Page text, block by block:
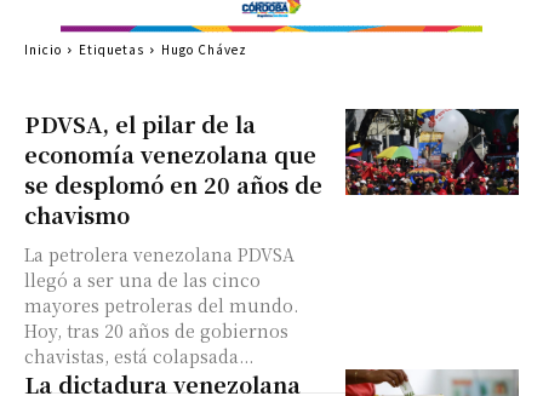
PDVSA, el pilar de la
economía venezolana que
se desplomó en 20 años de
chavismo
La petrolera venezolana PDVSA
llegó a ser una de las cinco
mayores petroleras del mundo.
Hoy, tras 20 años de gobiernos
chavistas, está colapsada...
La dictadura venezolana
Inicio Etiquetas Hugo Chávez